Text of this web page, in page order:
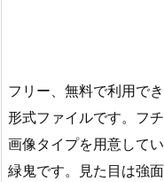
フリー、無料で利用で
形式ファイルです。フ
画像タイプを用意してい
緑鬼です。見た目は強